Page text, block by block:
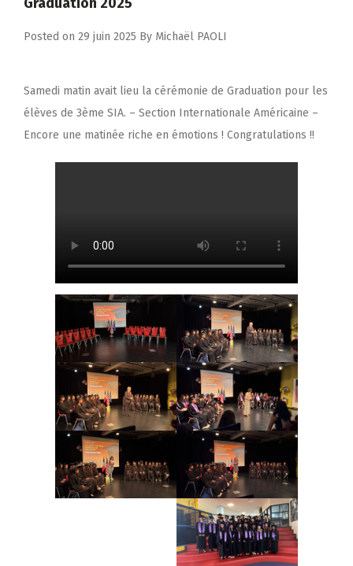
Posted on 29 juin 2025 By Michaël PAOLI
Samedi matin avait lieu la cérémonie de Graduation pour les
élèves de 3ème SIA. – Section Internationale Américaine –
Encore une matinée riche en émotions ! Congratulations !!